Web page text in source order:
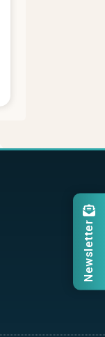
Newsletter